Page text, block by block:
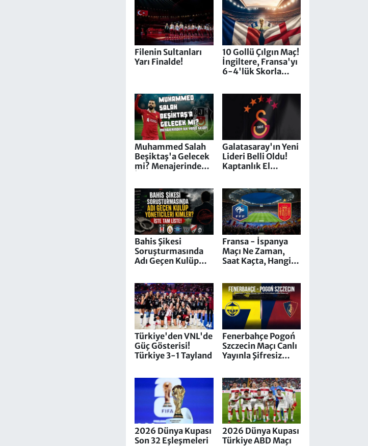
11'ler, Muhtemel
11'ler
Filenin Sultanları
Yarı Finalde!
10 Gollü Çılgın Maç!
İngiltere, Fransa'yı
6-4'lük Skorla
Muhammed Salah
Beşiktaş'a Gelecek
mi? Menajerinden
Galatasaray'ın Yeni
Lideri Belli Oldu!
Kaptanlık El
Bahis Şikesi
Soruşturmasında
Adı Geçen Kulüp
Fransa - İspanya
Maçı Ne Zaman,
Saat Kaçta, Hangi
Türkiye'den VNL'de
Güç Gösterisi!
Türkiye 3-1 Tayland
Fenerbahçe Pogoń
Szczecin Maçı Canlı
Yayınla Şifresiz
2026 Dünya Kupası
Son 32 Eşleşmeleri
2026 Dünya Kupası
Türkiye ABD Maçı